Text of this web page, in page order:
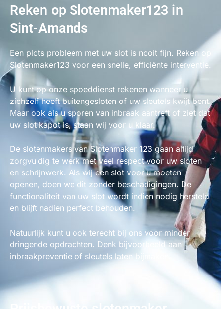
Reken op Slotenmaker123 in
Sint-Amands
Een plots probleem met uw slot is nooit fijn. Reken op
Slotenmaker123 voor een snelle, efficiënte interventie.
U kunt op onze spoeddienst rekenen wanneer u
zichzelf heeft buitengesloten of uw sleutels kwijt bent.
Maar ook als u sporen van inbraak aantreft of ziet dat
uw slot kapot is, staan wij voor u klaar.
De slotenmakers van Slotenmaker 123 gaan altijd
zorgvuldig te werk met veel respect voor uw sloten
en schrijnwerk. Als wij een slot voor u moeten
openen, doen we dit zonder beschadigingen. De
functionaliteit van uw slot wordt indien nodig hersteld
en blijft nadien perfect behouden.
Natuurlijk kunt u ook terecht bij ons voor minder
dringende opdrachten. Denk bijvoorbeeld aan
inbraakpreventie of sleutels laten bijmaken.